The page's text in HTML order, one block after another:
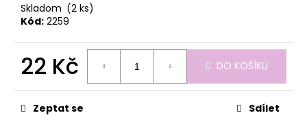
Skladom (2 ks)
Kód: 2259
22 Kč
cena:
DO KOŠÍKU
Zeptat se Sdílet
o
p
o
u
č
u